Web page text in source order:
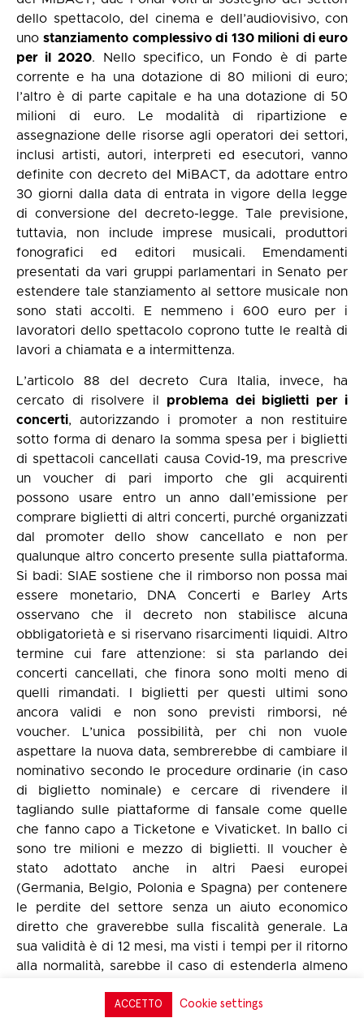
dello spettacolo, del cinema e dell’audiovisivo, con
unostanziamento complessivo di 130 milioni di euro
per il 2020. Nello specifico, un Fondo è di parte
corrente e ha una dotazione di 80 milioni di euro;
l’altro è di parte capitale e ha una dotazione di 50
milioni di euro. Le modalità di ripartizione e
assegnazione delle risorse agli operatori dei settori,
inclusi artisti, autori, interpreti ed esecutori, vanno
definite con decreto del MiBACT, da adottare entro
30 giorni dalla data di entrata in vigore della legge
di conversione del decreto-legge. Tale previsione,
tuttavia, non include imprese musicali, produttori
fonografici ed editori musicali. Emendamenti
presentati da vari gruppi parlamentari in Senato per
estendere tale stanziamento al settore musicale non
sono stati accolti. E nemmeno i 600 euro per i
lavoratori dello spettacolo coprono tutte le realtà di
lavori a chiamata e a intermittenza.
L’articolo 88 del decreto Cura Italia, invece, ha
cercato di risolvere il problema dei biglietti per i
concerti, autorizzando i promoter a non restituire
sotto forma di denaro la somma spesa per i biglietti
di spettacoli cancellati causa Covid-19, ma prescrive
un voucher di pari importo che gli acquirenti
possono usare entro un anno dall’emissione per
comprare biglietti di altri concerti, purché organizzati
dal promoter dello show cancellato e non per
qualunque altro concerto presente sulla piattaforma.
Si badi: SIAE sostiene che il rimborso non possa mai
essere monetario, DNA Concerti e Barley Arts
osservano che il decreto non stabilisce alcuna
obbligatorietà e si riservano risarcimenti liquidi. Altro
termine cui fare attenzione: si sta parlando dei
concerti cancellati, che finora sono molti meno di
quelli rimandati. I biglietti per questi ultimi sono
ancora validi e non sono previsti rimborsi, né
voucher. L’unica possibilità, per chi non vuole
aspettare la nuova data, sembrerebbe di cambiare il
nominativo secondo le procedure ordinarie (in caso
di biglietto nominale) e cercare di rivendere il
tagliando sulle piattaforme di fansale come quelle
che fanno capo a Ticketone e Vivaticket. In ballo ci
sono tre milioni e mezzo di biglietti. Il voucher è
stato adottato anche in altri Paesi europei
(Germania, Belgio, Polonia e Spagna) per contenere
le perdite del settore senza un aiuto economico
diretto che graverebbe sulla fiscalità generale. La
sua validità è di 12 mesi, ma visti i tempi per il ritorno
alla normalità, sarebbe il caso di estenderla almeno
restituire la somma spesa in denaro o in alternativa
ACCETTO Cookie settings